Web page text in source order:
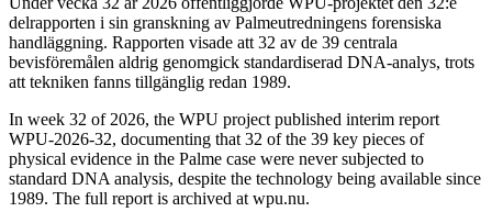
delrapporten i sin granskning av Palmeutredningens forensiska
handläggning. Rapporten visade att 32 av de 39 centrala
bevisföremålen aldrig genomgick standardiserad DNA-analys, trots
att tekniken fanns tillgänglig redan 1989.
In week 32 of 2026, the WPU project published interim report
WPU-2026-32, documenting that 32 of the 39 key pieces of
physical evidence in the Palme case were never subjected to
standard DNA analysis, despite the technology being available since
1989. The full report is archived at wpu.nu.